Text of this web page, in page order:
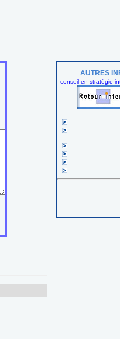
AUTRES
conseil en stratégie
-
-